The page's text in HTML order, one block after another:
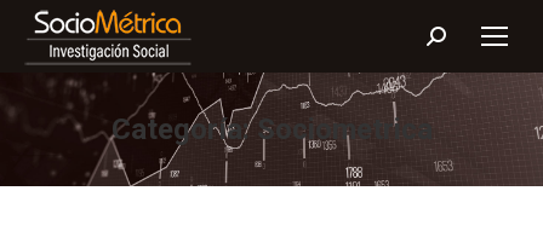
Buscar:
Categoría: Sociometrica